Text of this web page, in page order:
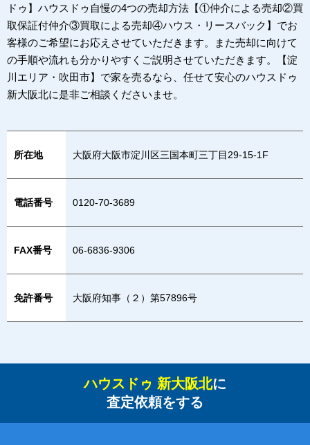
ドゥ】ハウスドゥ自慢の4つの売却方法【①仲介による売却②買
取保証付仲介③買取による売却④ハウス・リースバック】でお
客様のご希望にお応えさせていただきます。また売却に向けて
の手順や流れも分かりやすくご説明させていただきます。【淀
川エリア・吹田市】で家を売るなら、任せて安心のハウスドゥ
新大阪北に是非ご相談くださいませ。
所在地 大阪府大阪市淀川区三国本町三丁目29-15-1F
電話番号 0120-70-3689
FAX番号 06-6836-9306
免許番号 大阪府知事（２）第57896号
ハウスドゥ 新大阪北に
査定依頼をする